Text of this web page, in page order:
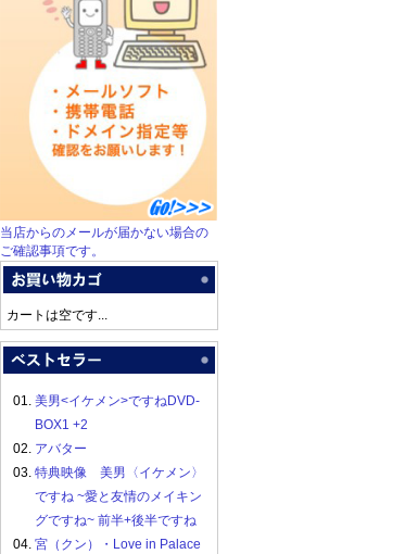
当店からのメールが届かない場合の
ご確認事項です。
カートは空です...
01. 美男<イケメン>ですねDVD-
BOX1 +2
02. アバター
03. 特典映像 美男〈イケメン〉
ですね ~愛と友情のメイキン
グですね~ 前半+後半ですね
04. 宮（クン）・Love in Palace